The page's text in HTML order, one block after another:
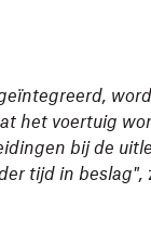
het voertuig
bij de
tijd in beslag",